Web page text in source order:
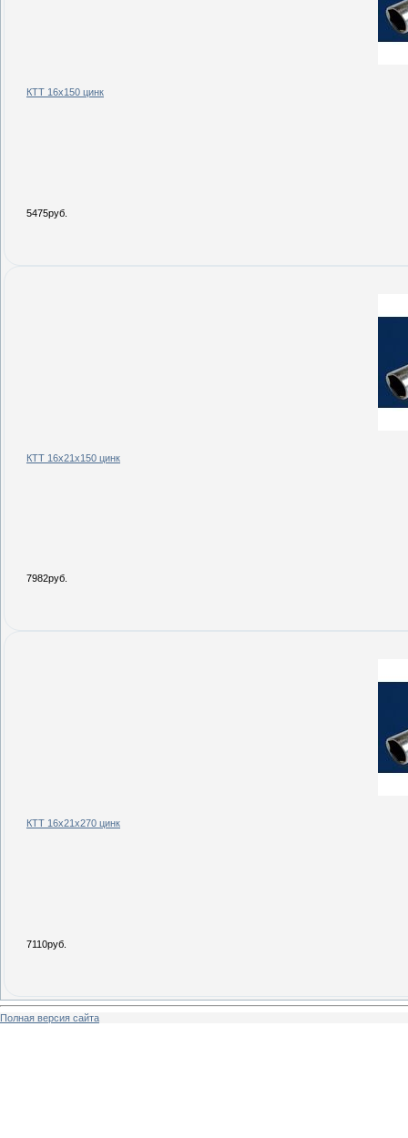
КТТ 16х150 цинк
5475руб.
КТТ 16х21х150 цинк
7982руб.
КТТ 16х21х270 цинк
7110руб.
Полная версия сайта